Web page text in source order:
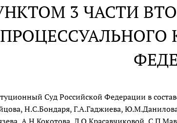
3 ЧАСТИ
ПРОЦЕССУАЛЬНОГО
Суд Российской Федерации в
Н.С.Бондаря, Г.А.Гаджиева,
А.Н.Кокотова, Л.О.Красавчиковой,